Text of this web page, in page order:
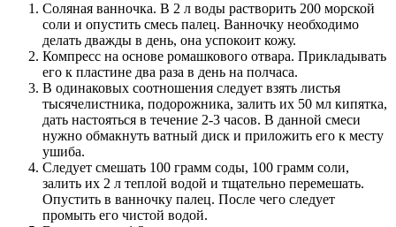
Соляная ванночка. В 2 л воды растворить 200 морской
соли и опустить смесь палец. Ванночку необходимо
делать дважды в день, она успокоит кожу.
Компресс на основе ромашкового отвара. Прикладывать
его к пластине два раза в день на полчаса.
В одинаковых соотношения следует взять листья
тысячелистника, подорожника, залить их 50 мл кипятка,
дать настояться в течение 2-3 часов. В данной смеси
нужно обмакнуть ватный диск и приложить его к месту
ушиба.
Следует смешать 100 грамм соды, 100 грамм соли,
залить их 2 л теплой водой и тщательно перемешать.
Опустить в ванночку палец. После чего следует
промыть его чистой водой.